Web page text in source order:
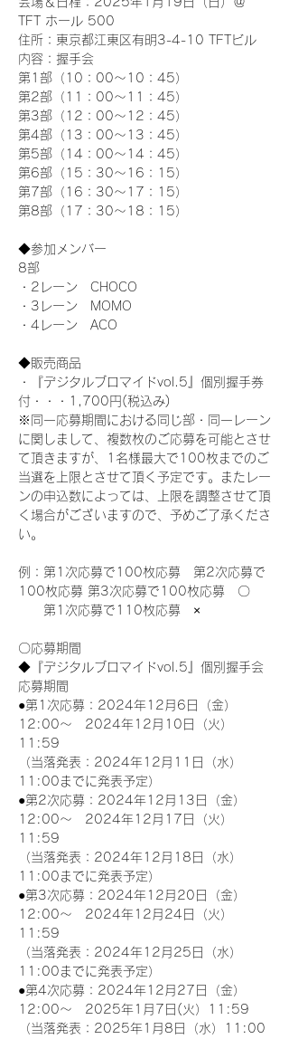
TFT ホール 500
住所：東京都江東区有明3-4-10 TFTビル
内容：握手会
第1部（10：00～10：45）
第2部（11：00～11：45）
第3部（12：00～12：45）
第4部（13：00～13：45）
第5部（14：00～14：45）
第6部（15：30～16：15）
第7部（16：30～17：15）
第8部（17：30～18：15）
◆参加メンバー
8部
・2レーン　CHOCO
・3レーン　MOMO
・4レーン　ACO
◆販売商品
・『デジタルブロマイドvol.5』個別握手券
付・・・1,700円(税込み)
※同一応募期間における同じ部・同一レーン
に関しまして、複数枚のご応募を可能とさせ
て頂きますが、1名様最大で100枚までのご
当選を上限とさせて頂く予定です。またレー
ンの申込数によっては、上限を調整させて頂
く場合がございますので、予めご了承くださ
い。
例：第1次応募で100枚応募　第2次応募で
100枚応募 第3次応募で100枚応募　〇
第1次応募で110枚応募　×
〇応募期間
◆『デジタルブロマイドvol.5』個別握手会
応募期間
●第1次応募：2024年12月6日（金）
12:00～　2024年12月10日（火）
11:59
（当落発表：2024年12月11日（水）
11:00までに発表予定）
●第2次応募：2024年12月13日（金）
12:00～　2024年12月17日（火）
11:59
（当落発表：2024年12月18日（水）
11:00までに発表予定）
●第3次応募：2024年12月20日（金）
12:00～　2024年12月24日（火）
11:59
（当落発表：2024年12月25日（水）
11:00までに発表予定）
●第4次応募：2024年12月27日（金）
12:00～　2025年1月7日(火）11:59
（当落発表：2025年1月8日（水）11:00